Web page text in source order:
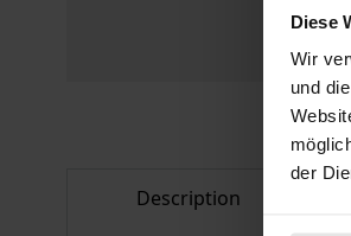
Diese
Wir
und
der
Description